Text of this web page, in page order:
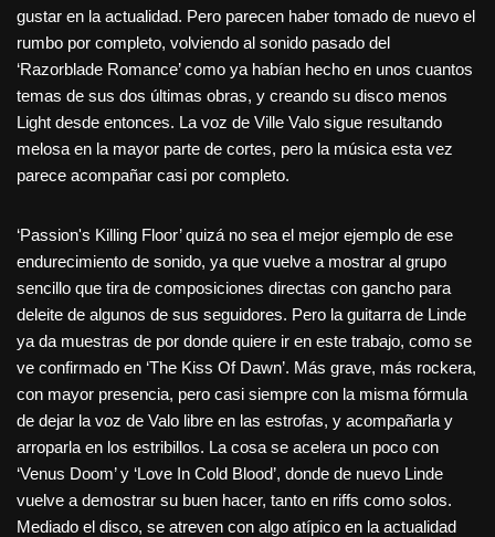
gustar en la actualidad. Pero parecen haber tomado de nuevo el
rumbo por completo, volviendo al sonido pasado del
‘Razorblade Romance’ como ya habían hecho en unos cuantos
temas de sus dos últimas obras, y creando su disco menos
Light desde entonces. La voz de Ville Valo sigue resultando
melosa en la mayor parte de cortes, pero la música esta vez
parece acompañar casi por completo.
‘Passion's Killing Floor’ quizá no sea el mejor ejemplo de ese
endurecimiento de sonido, ya que vuelve a mostrar al grupo
sencillo que tira de composiciones directas con gancho para
deleite de algunos de sus seguidores. Pero la guitarra de Linde
ya da muestras de por donde quiere ir en este trabajo, como se
ve confirmado en ‘The Kiss Of Dawn’. Más grave, más rockera,
con mayor presencia, pero casi siempre con la misma fórmula
de dejar la voz de Valo libre en las estrofas, y acompañarla y
arroparla en los estribillos. La cosa se acelera un poco con
‘Venus Doom’ y ‘Love In Cold Blood’, donde de nuevo Linde
vuelve a demostrar su buen hacer, tanto en riffs como solos.
Mediado el disco, se atreven con algo atípico en la actualidad